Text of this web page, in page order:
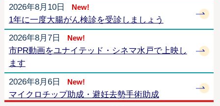
2026年8月10日
New!
1年に一度大腸がん検診を受診しましょう
2026年8月7日
New!
市PR動画をユナイテッド・シネマ水戸で上映し
ます
2026年8月6日
New!
マイクロチップ助成・避妊去勢手術助成